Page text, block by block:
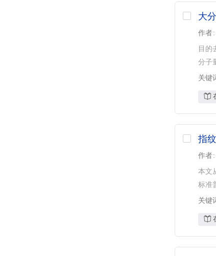
大
作者
目的
分子
关键
指
作者
本文
标准
关键